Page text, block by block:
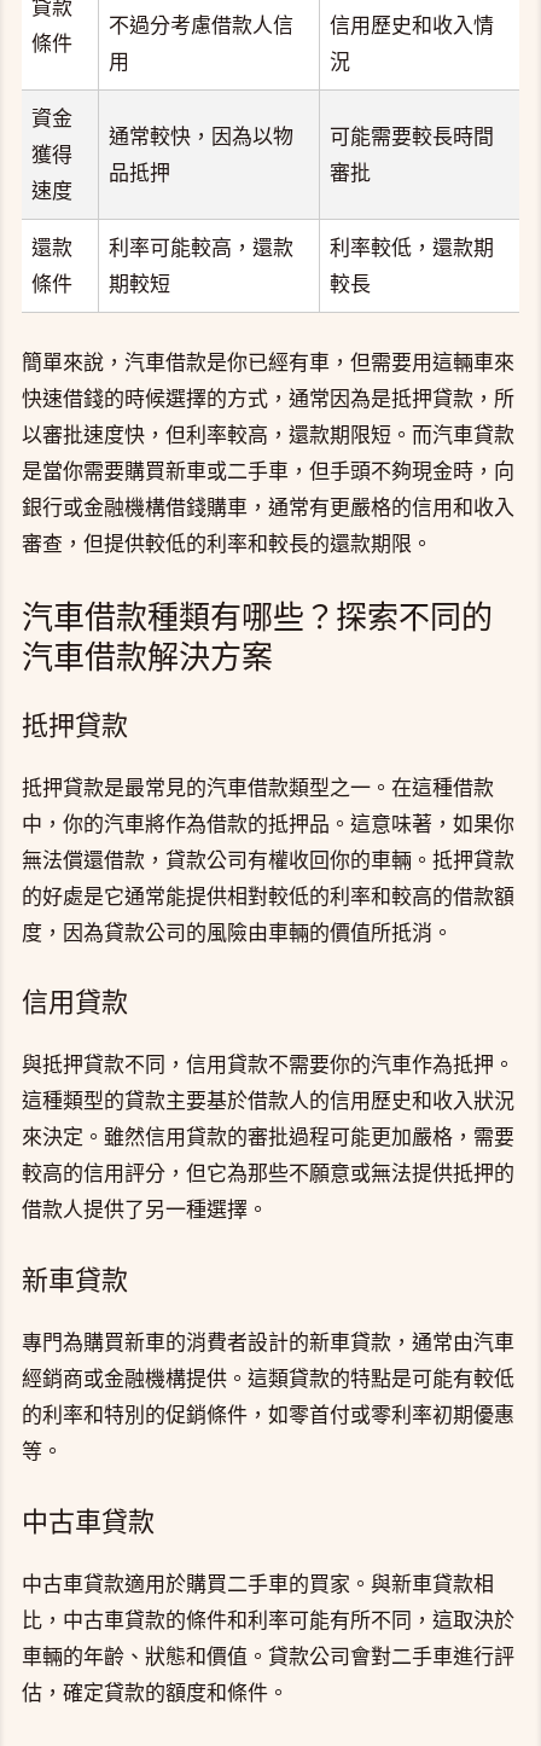
貸款
條件
不過分考慮借款人信
用
信用歷史和收入情
況
資金
獲得
速度
通常較快，因為以物
品抵押
可能需要較長時間
審批
還款
條件
利率可能較高，還款
期較短
利率較低，還款期
較長
簡單來說，汽車借款是你已經有車，但需要用這輛車來
快速借錢的時候選擇的方式，通常因為是抵押貸款，所
以審批速度快，但利率較高，還款期限短。而汽車貸款
是當你需要購買新車或二手車，但手頭不夠現金時，向
銀行或金融機構借錢購車，通常有更嚴格的信用和收入
審查，但提供較低的利率和較長的還款期限。
汽車借款種類有哪些？探索不同的
汽車借款解決方案
抵押貸款
抵押貸款是最常見的汽車借款類型之一。在這種借款
中，你的汽車將作為借款的抵押品。這意味著，如果你
無法償還借款，貸款公司有權收回你的車輛。抵押貸款
的好處是它通常能提供相對較低的利率和較高的借款額
度，因為貸款公司的風險由車輛的價值所抵消。
信用貸款
與抵押貸款不同，信用貸款不需要你的汽車作為抵押。
這種類型的貸款主要基於借款人的信用歷史和收入狀況
來決定。雖然信用貸款的審批過程可能更加嚴格，需要
較高的信用評分，但它為那些不願意或無法提供抵押的
借款人提供了另一種選擇。
新車貸款
專門為購買新車的消費者設計的新車貸款，通常由汽車
經銷商或金融機構提供。這類貸款的特點是可能有較低
的利率和特別的促銷條件，如零首付或零利率初期優惠
等。
中古車貸款
中古車貸款適用於購買二手車的買家。與新車貸款相
比，中古車貸款的條件和利率可能有所不同，這取決於
車輛的年齡、狀態和價值。貸款公司會對二手車進行評
估，確定貸款的額度和條件。